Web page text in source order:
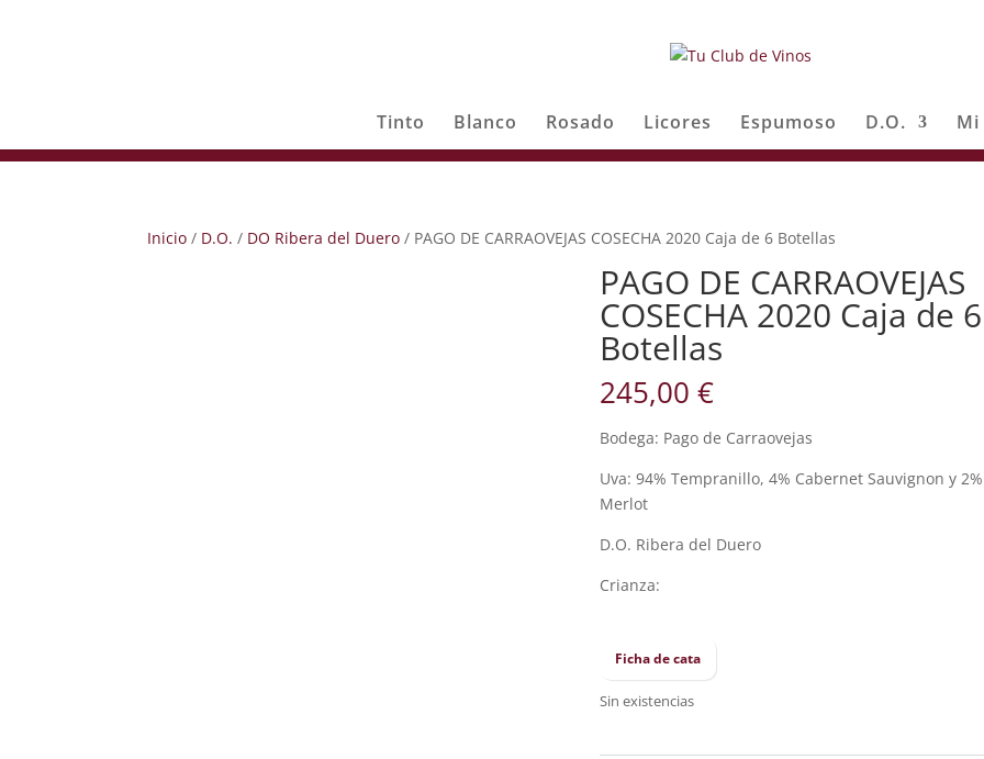
Tinto Blanco Rosado Licores Espumoso D.O.
Inicio / D.O. / DO Ribera del Duero / PAGO DE CARRAOVEJAS COSECHA 2020 Caja de 6 Botellas
PAGO DE CARRAOVEJAS
COSECHA 2020 Caja de 6
Botellas
245,00€
Bodega: Pago de Carraovejas
Uva: 94% Tempranillo, 4% Cabernet Sauvignon y 2%
Merlot
D.O. Ribera del Duero
Crianza:
Ficha de cata
Sin existencias